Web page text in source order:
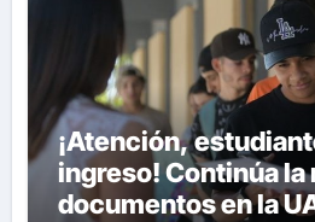
¡Atención,
ingreso! Continúa
documentos en la